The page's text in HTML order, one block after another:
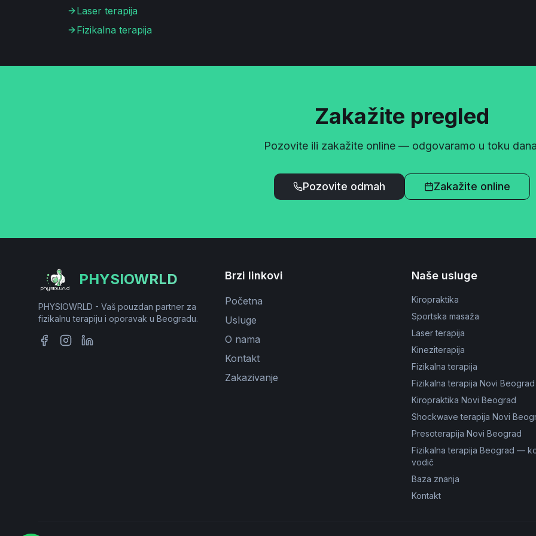
Laser terapija
Fizikalna terapija
Zakažite pregled
Pozovite ili zakažite online — odgovaramo u toku
Pozovite odmah Zakažite online
PHYSIOWRLD
PHYSIOWRLD - Vaš pouzdan partner za
fizikalnu terapiju i oporavak u Beogradu.
Brzi linkovi
Početna
Usluge
O nama
Kontakt
Zakazivanje
Naše usluge
Kiropraktika
Sportska masaža
Laser terapija
Kineziterapija
Fizikalna terapija
Fizikalna terapija Novi Beograd
Kiropraktika Novi Beograd
Shockwave terapija Novi
Presoterapija Novi Beograd
Fizikalna terapija Beograd —
vodič
Baza znanja
Kontakt